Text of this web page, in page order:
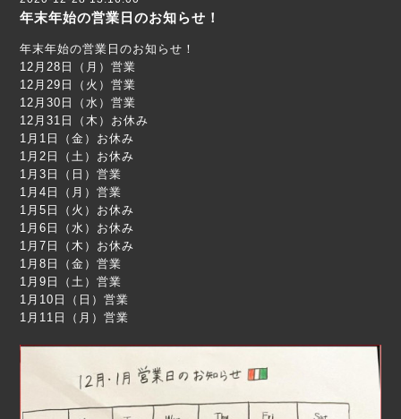
年末年始の営業日のお知らせ！
年末年始の営業日のお知らせ！
12月28日（月）営業
12月29日（火）営業
12月30日（水）営業
12月31日（木）お休み
1月1日（金）お休み
1月2日（土）お休み
1月3日（日）営業
1月4日（月）営業
1月5日（火）お休み
1月6日（水）お休み
1月7日（木）お休み
1月8日（金）営業
1月9日（土）営業
1月10日（日）営業
1月11日（月）営業